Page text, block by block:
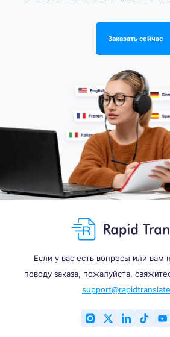
Заказать сейчас
Если у вас есть вопросы или
поводу заказа, пожалуйста,